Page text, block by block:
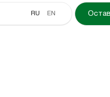
Оставить заявку